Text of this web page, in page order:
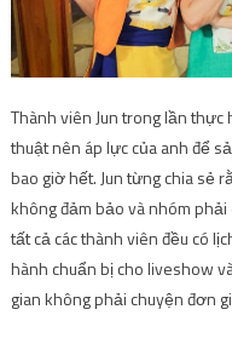
Thành viên Jun trong lần
thuật nên áp lực của anh để
bao giờ hết. Jun từng chia sẻ
không đảm bảo và nhóm
tất cả các thành viên đều có
hành chuẩn bị cho liveshow
gian không phải chuyện đơn